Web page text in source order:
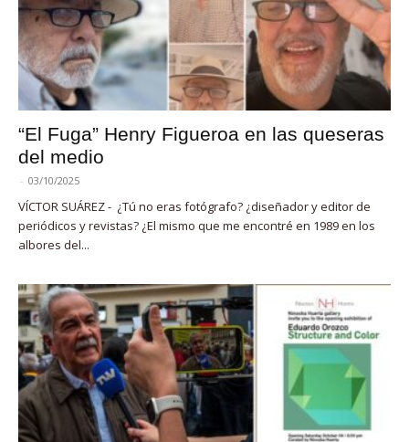
“El Fuga” Henry Figueroa en las queseras
del medio
- 03/10/2025
VÍCTOR SUÁREZ - ¿Tú no eras fotógrafo? ¿diseñador y editor de
periódicos y revistas? ¿El mismo que me encontré en 1989 en los
albores del...